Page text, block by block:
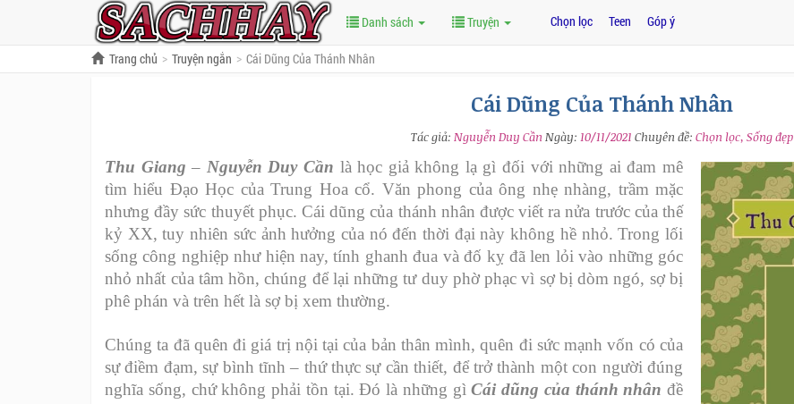
Danh sách Truyện Chọn lọc Teen Góp ý
Trang chủ Truyện ngắn Cái Dũng Của Thánh Nhân
Cái Dũng Của Thánh Nhân
Tác giả: Nguyễn Duy Cần Ngày: 10/11/2021 Chuyên đề: Chọn lọc, Sống đẹp
Thu Giang – Nguyễn Duy Cần là học giả không lạ gì đối với những ai đam mê
tìm hiểu Đạo Học của Trung Hoa cổ. Văn phong của ông nhẹ nhàng, trầm mặc
nhưng đầy sức thuyết phục. Cái dũng của thánh nhân được viết ra nửa trước của thế
kỷ XX, tuy nhiên sức ảnh hưởng của nó đến thời đại này không hề nhỏ. Trong lối
sống công nghiệp như hiện nay, tính ghanh đua và đố kỵ đã len lỏi vào những góc
nhỏ nhất của tâm hồn, chúng để lại những tư duy phờ phạc vì sợ bị dòm ngó, sợ bị
phê phán và trên hết là sợ bị xem thường.
Chúng ta đã quên đi giá trị nội tại của bản thân mình, quên đi sức mạnh vốn có của
sự điềm đạm, sự bình tĩnh – thứ thực sự cần thiết, để trở thành một con người đúng
nghĩa sống, chứ không phải tồn tại. Đó là những gìCái dũng của thánh nhân đề